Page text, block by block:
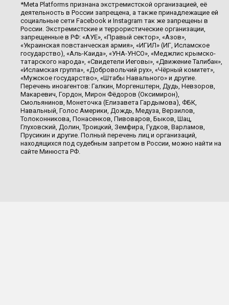
*Meta Platforms признана экстремистской организацией, её
деятельность в России запрещена, а также принадлежащие ей
социальные сети Facebook и Instagram так же запрещены в
России. Экстремистские и террористические организации,
запрещенные в РФ: «АУЕ», «Правый сектор», «Азов»,
«Украинская повстанческая армия», «ИГИЛ» (ИГ, Исламское
государство), «Аль-Каида», «УНА-УНСО», «Меджлис крымско-
татарского народа», «Свидетели Иеговы», «Движение Талибан»,
«Исламская группа», «Добровольчий рух», «Чёрный комитет»,
«Мужское государство», «Штабы Навального» и другие.
Перечень иноагентов: Галкин, Моргенштерн, Дудь, Невзоров,
Макаревич, Гордон, Мирон Фёдоров (Оксимирон),
Смольянинов, Монеточка (Елизавета Гардымова), ФБК,
Навальный, Голос Америки, Дождь, Медуза, Верзилов,
Толоконникова, Понасенков, Пивоваров, Быков, Шац,
Глуховский, Долин, Троицкий, Земфира, Гудков, Варламов,
Прусикин и другие. Полный перечень лиц и организаций,
находящихся под судебным запретом в России, можно найти на
сайте Минюста РФ.